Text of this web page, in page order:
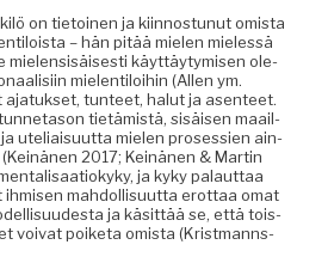
on tietoinen ja kiin­nos­tunut omista
– hän pitää mie­len mielessä
mie­len­sisäis­es­ti käyt­täy­tymisen ole­
mie­len­tiloi­hin (Allen ym.
ajatuk­set, tun­teet, halut ja asen­teet.
tietämistä, sisäisen maail­
uteliaisu­ut­ta mie­len pros­essien ain­
2017; Keinä­nen & Mar­tin
ja kyky palaut­taa
mah­dol­lisu­ut­ta erot­taa omat
ja käsit­tää se, että tois­
voivat poike­ta omista (Krist­manns­